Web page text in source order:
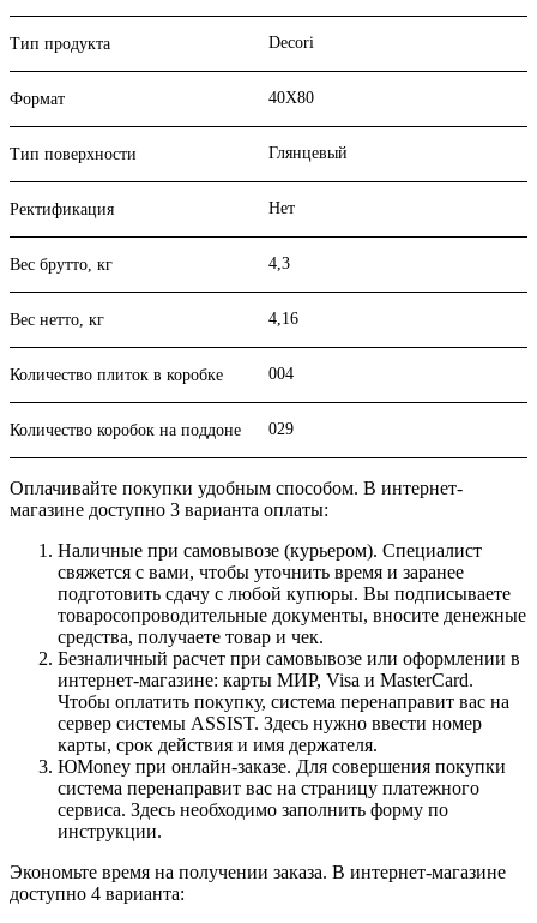
Тип продукта Decori
Формат 40X80
Тип поверхности Глянцевый
Ректификация Нет
Вес брутто, кг 4,3
Вес нетто, кг 4,16
Количество плиток в коробке 004
Количество коробок на поддоне 029
Оплачивайте покупки удобным способом. В интернет-
магазине доступно 3 варианта оплаты:
Наличные при самовывозе (курьером). Специалист
свяжется с вами, чтобы уточнить время и заранее
подготовить сдачу с любой купюры. Вы подписываете
товаросопроводительные документы, вносите денежные
средства, получаете товар и чек.
Безналичный расчет при самовывозе или оформлении в
интернет-магазине: карты МИР, Visa и MasterCard.
Чтобы оплатить покупку, система перенаправит вас на
сервер системы ASSIST. Здесь нужно ввести номер
карты, срок действия и имя держателя.
ЮMoney при онлайн-заказе. Для совершения покупки
система перенаправит вас на страницу платежного
сервиса. Здесь необходимо заполнить форму по
инструкции.
Экономьте время на получении заказа. В интернет-магазине
доступно 4 варианта: